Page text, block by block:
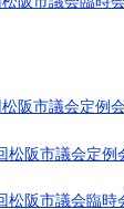
阪市議会定例
阪市議会定例
阪市議会臨時